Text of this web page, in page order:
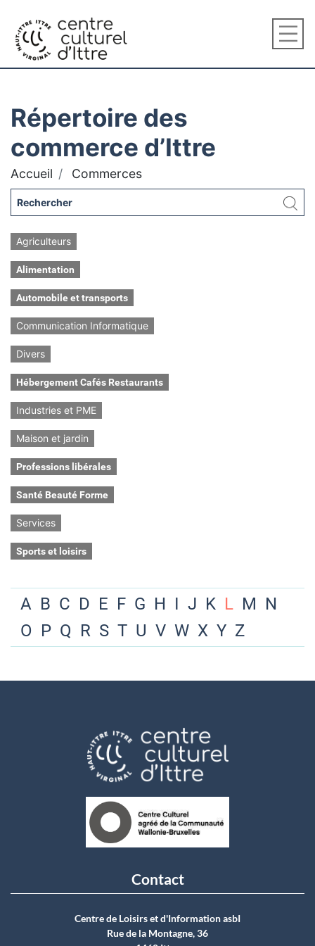
Répertoire des
commerce d’Ittre
Accueil Commerces
Agriculteurs
Alimentation
Automobile et transports
Communication Informatique
Divers
Hébergement Cafés Restaurants
Industries et PME
Maison et jardin
Professions libérales
Santé Beauté Forme
Services
Sports et loisirs
A B C D E F G H I J K L M N
O P Q R S T U V W X Y Z
Contact
Centre de Loisirs et d'Information asbI
Rue de la Montagne, 36